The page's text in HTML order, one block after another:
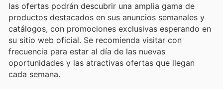
las ofertas podrán descubrir una amplia gama de
productos destacados en sus anuncios semanales y
catálogos, con promociones exclusivas esperando en
su sitio web oficial. Se recomienda visitar con
frecuencia para estar al día de las nuevas
oportunidades y las atractivas ofertas que llegan
cada semana.